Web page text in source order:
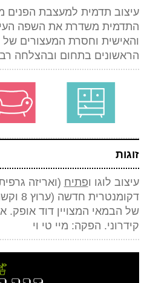
עיצוב תדמית למעצבת הפנים
התדמית משדרת את השפה
והאישית וחסרת המעצורים
הראשונים בתחום ובהצלחה
זוגות
עיצוב לוגו ופתיח (ואריזה
דקומנטרית חדשה (ערוץ 8 וקשת)
של הבמאי המצויין דוד אופק.
קידרוני. הפקה: מיי טי וי